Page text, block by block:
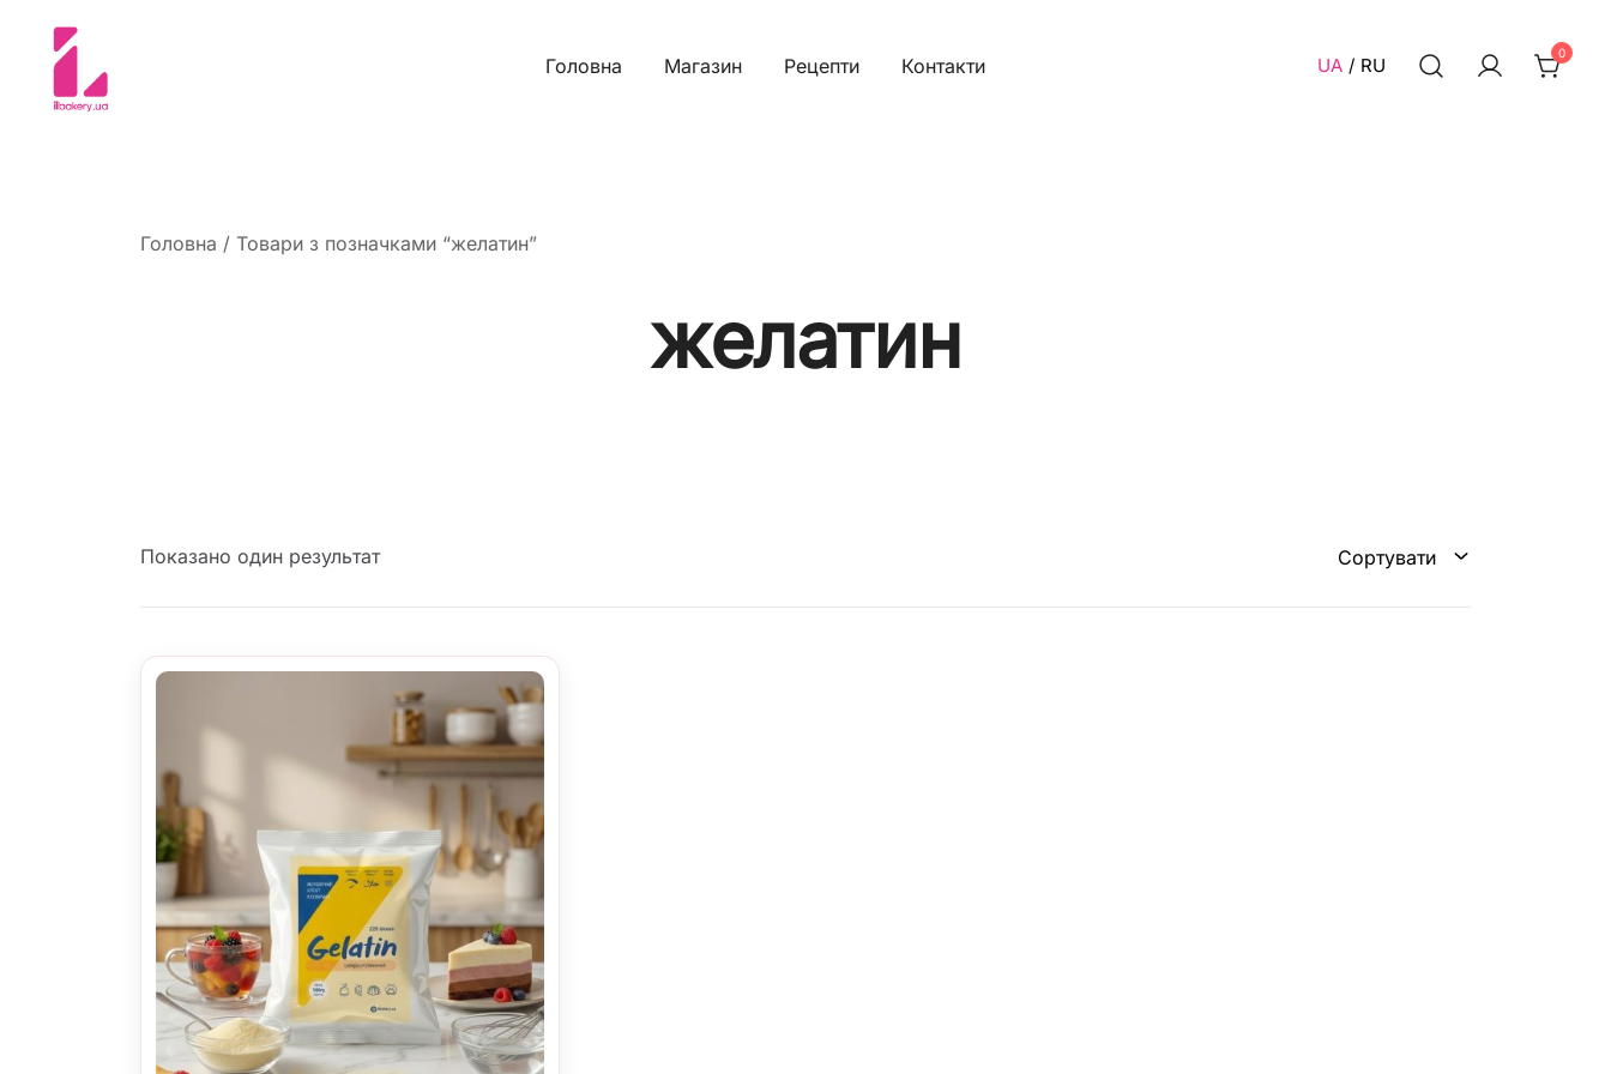
вмісту
Головна Магазин Рецепти Контакти
0
Головна / Товари з позначками “желатин”
желатин
Показано один результат Сортувати
UA RU